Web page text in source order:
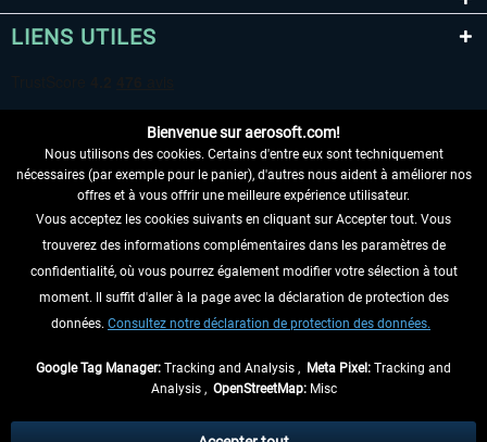
LIENS UTILES
RENONCER AU CONTRAT ICI
INFORMATIONS
NE MANQUEZ PAS LES DERNIÈRES
échéant, frais de remboursement, si aucune description contraire.
Bienvenue sur aerosoft.com!
Nous utilisons des cookies. Certains d'entre eux sont techniquement
nécessaires (par exemple pour le panier), d'autres nous aident à améliorer nos
offres et à vous offrir une meilleure expérience utilisateur.
Vous acceptez les cookies suivants en cliquant sur Accepter tout. Vous
trouverez des informations complémentaires dans les paramètres de
confidentialité, où vous pourrez également modifier votre sélection à tout
moment. Il suffit d'aller à la page avec la déclaration de protection des
données. Consultez notre déclaration de protection des données.
Google Tag Manager: Tracking and Analysis , Meta Pixel: Tracking and
Analysis , OpenStreetMap:Misc